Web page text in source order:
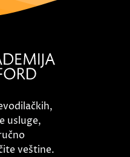
usluge,
veštine.